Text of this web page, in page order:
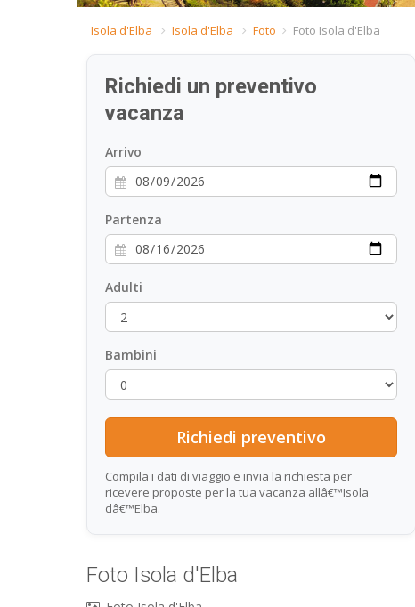
Isola d'Elba Isola d'Elba Foto Foto Isola d'Elba
Richiedi un preventivo
vacanza
Arrivo
Partenza
Adulti
Bambini
Compila i dati di viaggio e invia la richiesta per
ricevere proposte per la tua vacanza allâ€™Isola
dâ€™Elba.
Foto Isola d'Elba